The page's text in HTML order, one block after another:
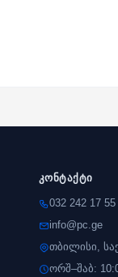
კონტაქტი
032 242 17 55
info@pc.ge
თბილისი,
ორშ–შაბ: